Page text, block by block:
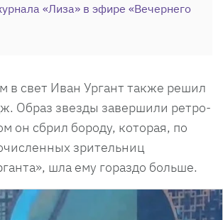
«Лиза» в эфире «Вечернего
в свет Иван Ургант также решил
Образ звезды завершили ретро-
он сбрил бороду, которая, по
зрительниц
шла ему гораздо больше.